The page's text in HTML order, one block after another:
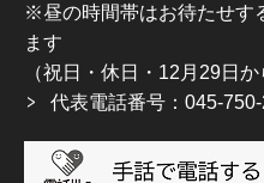
※昼の時間帯はお待たせす
ます
（祝日・休日・12月29日か
代表電話番号：045-